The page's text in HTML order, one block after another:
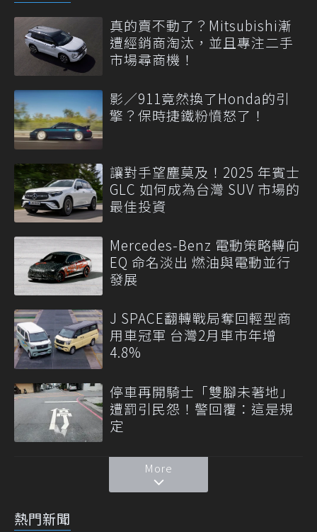
真的賣不動了？Mitsubishi漸
遭經銷商淘汰，並且專注二手
市場尋商機！
影／911竟然換了Honda的引
擎？保時捷鐵粉憤怒了！
讓對手望塵莫及！2025 年賓士
GLC 如何成為台灣 SUV 市場的
最佳投資
Mercedes-Benz 電動策略轉向
EQ 命名淡出 燃油與電動並行
發展
J SPACE翻轉戰局奪回輕型商
用車冠軍 台灣2月車市年增
4.8%
停車再開騎士「雙腳未著地」
遭罰引民怨！警回覆：這是規
定
More
熱門新聞